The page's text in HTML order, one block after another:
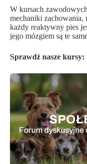
W kursach
mechaniki
każdy reaktywny pies
jego mózgiem są te
Sprawdź nasze kursy:
Forum dyskusyjne